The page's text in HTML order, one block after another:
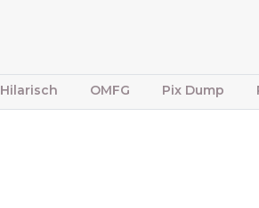
Hilarisch OMFG Pix Dump